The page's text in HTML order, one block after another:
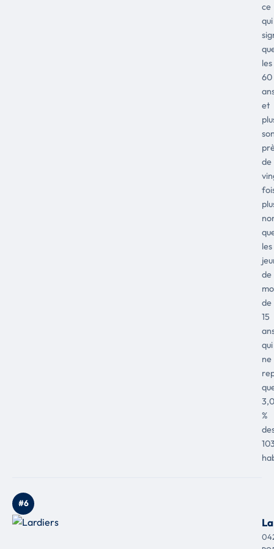
ce
qui
les
60
et
de
les
de
de
15
qui
ne
3,0
%
#6